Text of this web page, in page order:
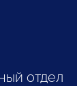
отдел